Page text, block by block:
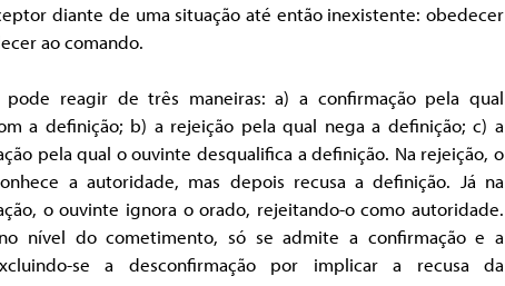
diante de uma situação até então inexistente: obedecer
ao comando.
reagir de três maneiras: a) a confirmação pela qual
a definição; b) a rejeição pela qual nega a definição; c) a
pela qual o ouvinte desqualifica a definição. Na rejeição, o
a autoridade, mas depois recusa a definição. Já na
o ouvinte ignora o orado, rejeitando-o como autoridade.
nível do cometimento, só se admite a confirmação e a
se a desconfirmação por implicar a recusa da